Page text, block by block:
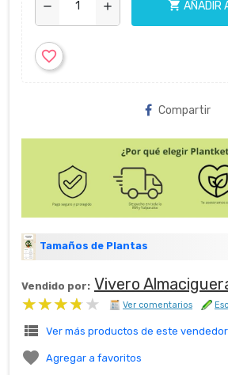
remove add shopping_cart AÑADIR
favorite_border
Compartir
Tamaños de Plantas
Vendido por: Vivero
★★★★★
★★★★★ Ver comentarios
view_list Ver más productos de este vendedor
 Agregar a favoritos